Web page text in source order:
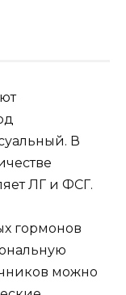
В
ЛГ и ФСГ.
гормонов
можно